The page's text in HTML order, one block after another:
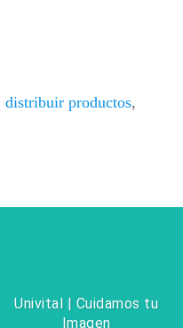
distribuir productos,
Univital | Cuidamos tu
Imagen